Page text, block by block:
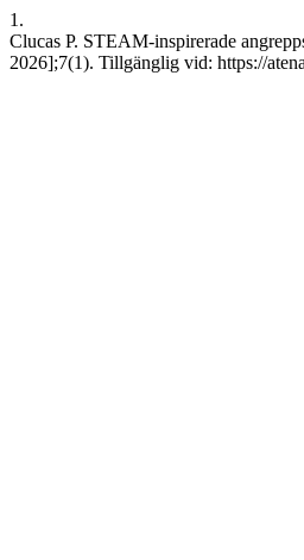
1.
Clucas P. STEAM-inspirerade
2026];7(1). Tillgänglig vid: https://